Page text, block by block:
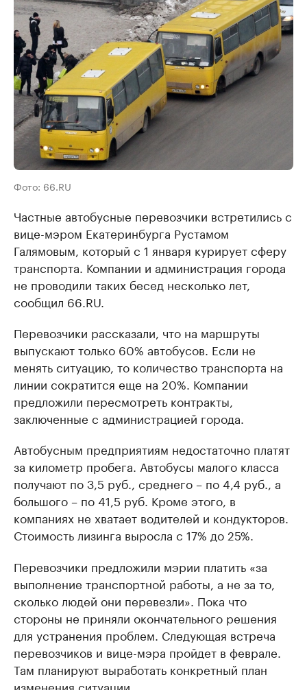
Фото: 66.RU
Частные автобусные перевозчики встретились с
вице-мэром Екатеринбурга Рустамом
Галямовым, который с 1 января курирует сферу
транспорта. Компании и администрация города
не проводили таких бесед несколько лет,
сообщил 66.RU.
Перевозчики рассказали, что на маршруты
выпускают только 60% автобусов. Если не
менять ситуацию, то количество транспорта на
линии сократится еще на 20%. Компании
предложили пересмотреть контракты,
заключенные с администрацией города.
Автобусным предприятиям недостаточно платят
за километр пробега. Автобусы малого класса
получают по 3,5 руб., среднего – по 4,4 руб., а
большого – по 41,5 руб. Кроме этого, в
компаниях не хватает водителей и кондукторов.
Стоимость лизинга выросла с 17% до 25%.
Перевозчики предложили мэрии платить «за
выполнение транспортной работы, а не за то,
сколько людей они перевезли». Пока что
стороны не приняли окончательного решения
для устранения проблем. Следующая встреча
перевозчиков и вице-мэра пройдет в феврале.
Там планируют выработать конкретный план
изменения ситуации.